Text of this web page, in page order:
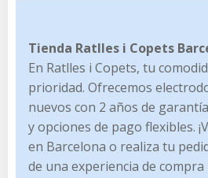
Tienda Ratlles i Copets
En Ratlles i Copets, tu
prioridad. Ofrecemos
nuevos con 2 años de
y opciones de pago flexibles.
en Barcelona o realiza tu
de una experiencia de compra